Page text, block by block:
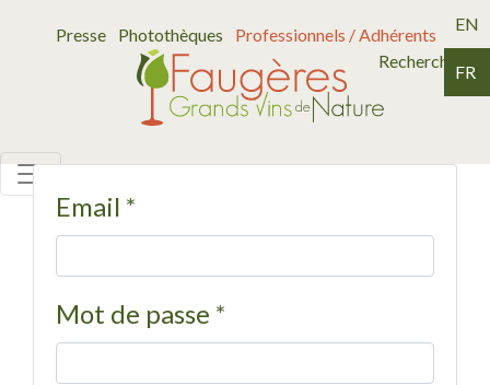
Presse Photothèques
Professionnels / Adhérents
Recherche
EN
FR
Email *
Mot de passe *